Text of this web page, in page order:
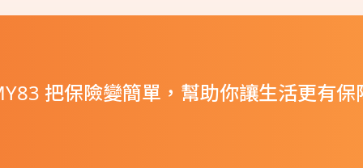
把保險變簡單，幫助你讓生活更有保